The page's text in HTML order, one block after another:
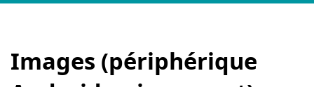
Images (périphérique